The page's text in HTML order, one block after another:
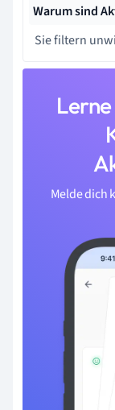
Warum sind
Sie filtern
Melde dich